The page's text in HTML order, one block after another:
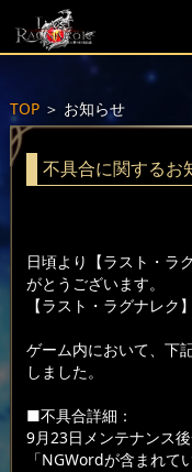
TOP＞ お知らせ
不具合に関するお
日頃より【ラスト・ラ
がとうございます。
【ラスト・ラグナレク
ゲーム内において、下
しました。
■不具合詳細：
9月23日メンテナンス
「NGWordが含まれて